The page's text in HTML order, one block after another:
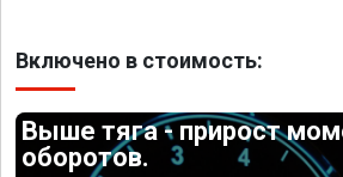
Включено в стоимость:
Выше тяга - прирост
оборотов.